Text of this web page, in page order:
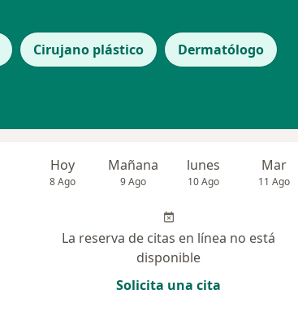
Cirujano plástico Dermatólogo
Hoy
8 Ago
Mañana
9 Ago
lunes
10 Ago
Mar
11 Ago
La reserva de citas en línea no está
disponible
Solicita una cita